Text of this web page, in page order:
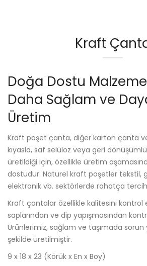
Kraft
Doğa Dostu
Daha Sağlam ve
Üretim
Kraft poşet çanta, diğer karton çanta
kıyasla, saf selüloz veya geri
üretildiği için, özellikle üretim
dostudur. Naturel kraft poşetler tekstil,
elektronik vb. sektörlerde rahatça
Kraft çantalar özellikle kalitesini kontrol
saplarından ve dip yapışmasından
Ürünlerimiz, sağlam ve taşımada
şekilde üretilmiştir.
9 x 18 x 23 (Körük x En x Boy)